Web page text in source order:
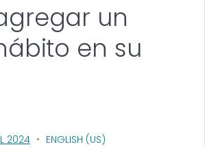
2024, VISIT LINK FOR DETAILS.
ENGLISH (US)
un
en su